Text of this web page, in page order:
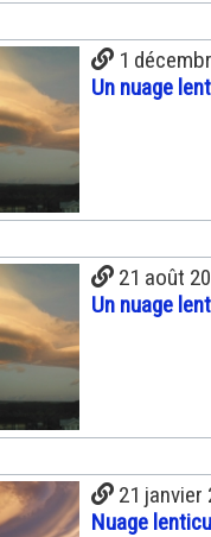
1
Un nuage
21 août
Un nuage
21 janvier
Nuage